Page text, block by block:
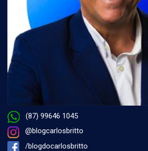
(87) 99646 1045
@blogcarlosbritto
/blogdocarlosbritto